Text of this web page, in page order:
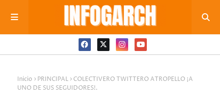
Inicio PRINCIPAL
COLECTIVERO TWITTERO ATROPELLO ¡A
UNO DE SUS SEGUIDORES!.